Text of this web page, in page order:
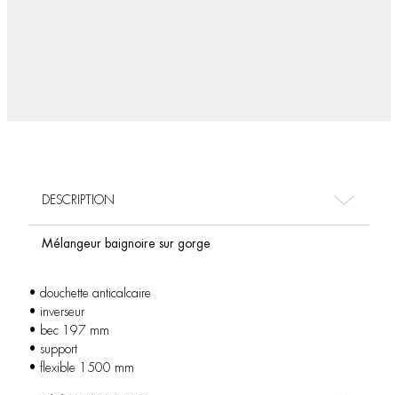
DESCRIPTION
Mélangeur baignoire sur gorge
• douchette anticalcaire
• inverseur
• bec 197 mm
• support
• flexible 1500 mm